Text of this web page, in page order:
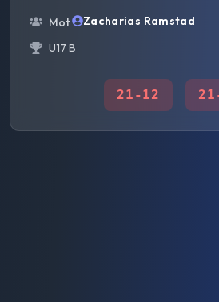
Mot
Zacharias Ramstad
U17 B
21 -12 21